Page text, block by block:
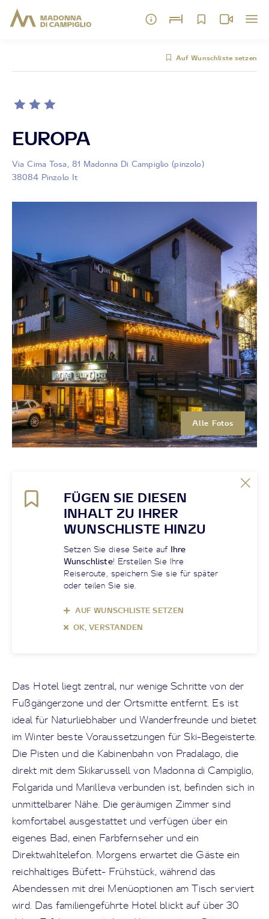
Auf Wunschliste setzen
EUROPA
Via Cima Tosa, 81 Madonna Di Campiglio (pinzolo)
38084 Pinzolo It
Alle Fotos
FÜGEN SIE DIESEN
INHALT ZU IHRER
WUNSCHLISTE HINZU
Setzen Sie diese Seite auf Ihre
Wunschliste! Erstellen Sie Ihre
Reiseroute, speichern Sie sie für später
oder teilen Sie sie.
AUF WUNSCHLISTE SETZEN
OK, VERSTANDEN
Das Hotel liegt zentral, nur wenige Schritte von der
Fußgängerzone und der Ortsmitte entfernt. Es ist
ideal für Naturliebhaber und Wanderfreunde und bietet
im Winter beste Voraussetzungen für Ski-Begeisterte.
Die Pisten und die Kabinenbahn von Pradalago, die
direkt mit dem Skikarussell von Madonna di Campiglio,
Folgarida und Marilleva verbunden ist, befinden sich in
unmittelbarer Nähe. Die geräumigen Zimmer sind
komfortabel ausgestattet und verfügen über ein
eigenes Bad, einen Farbfernseher und ein
Direktwahltelefon. Morgens erwartet die Gäste ein
reichhaltiges Büfett- Frühstück, während das
Abendessen mit drei Menüoptionen am Tisch serviert
wird. Das familiengeführte Hotel blickt auf über 30